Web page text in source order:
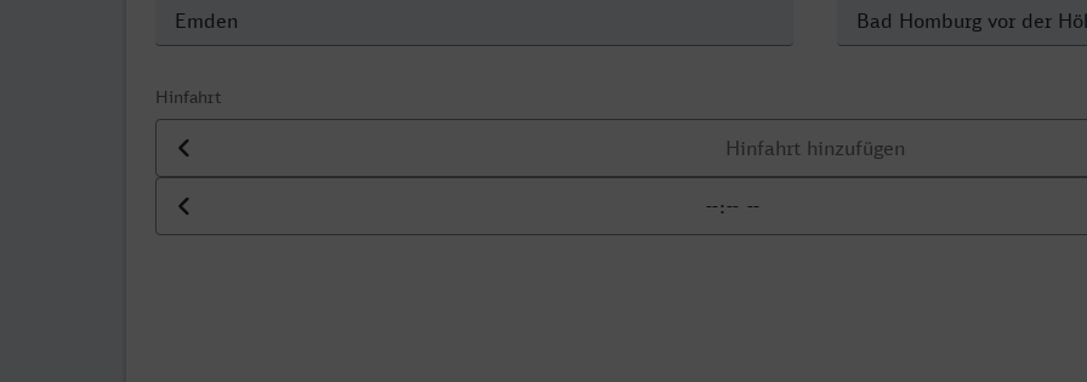
Hinfahrt
Datum der Hinfahrt
Uhrzeit der Hinfahrt